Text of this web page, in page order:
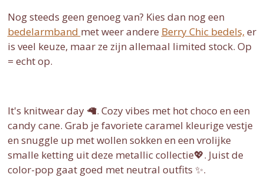
Nog steeds geen genoeg van? Kies dan nog een
bedelarmband met weer andere Berry Chic bedels, er
is veel keuze, maar ze zijn allemaal limited stock. Op
= echt op.
It's knitwear day 🦙. Cozy vibes met hot choco en een
candy cane. Grab je favoriete caramel kleurige vestje
en snuggle up met wollen sokken en een vrolijke
smalle ketting uit deze metallic collectie💖. Juist de
color-pop gaat goed met neutral outfits ✨.